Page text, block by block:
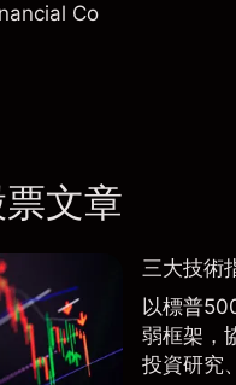
Co
文章
三大技術
以標普
弱框架，
投資研究